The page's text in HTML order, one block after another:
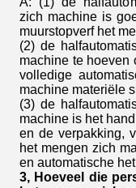
zich machineis
muurstopverf het
(2) de
machine te hoeven
volledige
machine materiële
(3) de
machine is het
en de verpakking,
het mengen zich
en automatische
3, Hoeveel die